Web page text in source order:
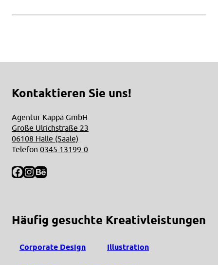
Kontaktieren Sie uns!
Agentur Kappa GmbH
Große Ulrichstraße 23
06108 Halle (Saale)
Telefon 0345 13199-0
Facebook
Instagram
Behance
Häufig gesuchte Kreativleistungen
Corporate Design Illustration